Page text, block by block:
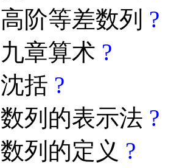
高阶等差数列 ?
九章算术 ?
沈括 ?
数列的表示法 ?
数列的定义 ?